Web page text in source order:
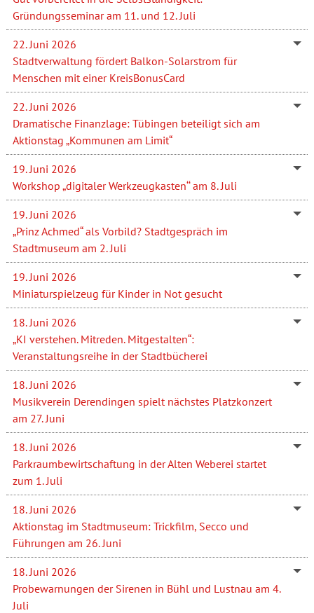
Gründungsseminar am 11. und 12. Juli
22. Juni 2026
Stadtverwaltung fördert Balkon-Solarstrom für
Menschen mit einer KreisBonusCard
22. Juni 2026
Dramatische Finanzlage: Tübingen beteiligt sich am
Aktionstag „Kommunen am Limit“
19. Juni 2026
Workshop „digitaler Werkzeugkasten‘‘ am 8. Juli
19. Juni 2026
„Prinz Achmed“ als Vorbild? Stadtgespräch im
Stadtmuseum am 2. Juli
19. Juni 2026
Miniaturspielzeug für Kinder in Not gesucht
18. Juni 2026
„KI verstehen. Mitreden. Mitgestalten“:
Veranstaltungsreihe in der Stadtbücherei
18. Juni 2026
Musikverein Derendingen spielt nächstes Platzkonzert
am 27. Juni
18. Juni 2026
Parkraumbewirtschaftung in der Alten Weberei startet
zum 1. Juli
18. Juni 2026
Aktionstag im Stadtmuseum: Trickfilm, Secco und
Führungen am 26. Juni
18. Juni 2026
Probewarnungen der Sirenen in Bühl und Lustnau am 4.
Juli